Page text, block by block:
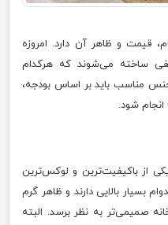
قیمت و ظاهر آن دارد. امروزه
ساخته می‌شوند که هرکدام
مناسب باید بر اساس بودجه،
شود.
از باکیفیت‌ترین و لوکس‌ترین
بسیار بالایی دارند و ظاهر گرم
صمیمی‌تر به نظر برسد. البته